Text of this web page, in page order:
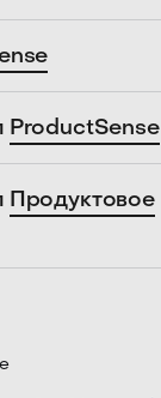
ProductSense
Продуктовое